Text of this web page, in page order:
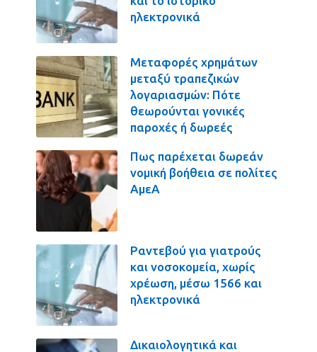
ηλεκτρονικά
Μεταφορές χρημάτων
μεταξύ τραπεζικών
λογαριασμών: Πότε
θεωρούνται γονικές
παροχές ή δωρεές
Πως παρέχεται δωρεάν
νομική βοήθεια σε πολίτες
ΑμεΑ
Ραντεβού για γιατρούς
και νοσοκομεία, χωρίς
χρέωση, μέσω 1566 και
ηλεκτρονικά
Δικαιολογητικά και